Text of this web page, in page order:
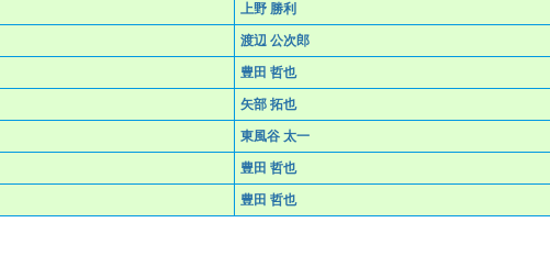
上野 勝利
渡辺 公次郎
豊田 哲也
矢部 拓也
東風谷 太一
豊田 哲也
豊田 哲也